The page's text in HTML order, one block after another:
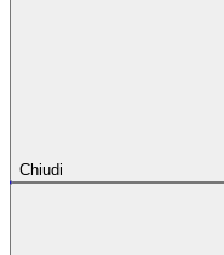
Chiudi